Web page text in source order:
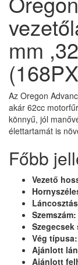
mm
Az Oregon
akár 62cc
könnyű, jól
élettartamát is
Főbb
Vezető
Szemszám:
Szegecsek
Vég típusa:
Ajánlott
Ajánlott